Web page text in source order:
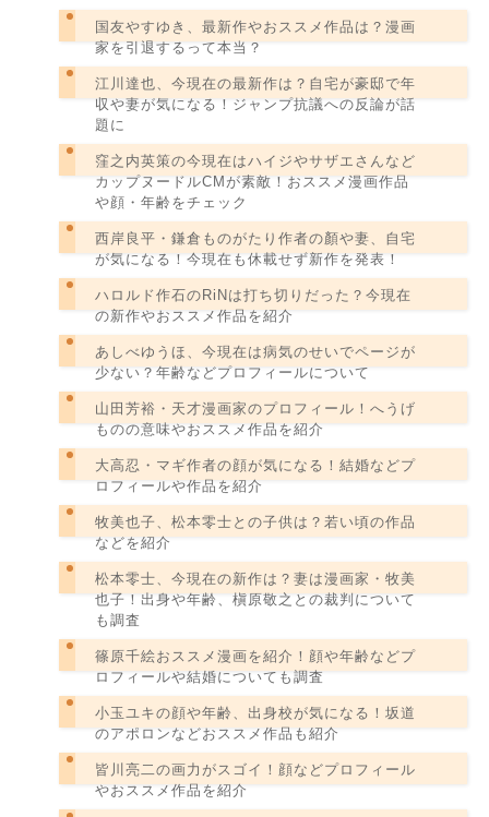
国友やすゆき、最新作やおススメ作品は？漫画
家を引退するって本当？
江川達也、今現在の最新作は？自宅が豪邸で年
収や妻が気になる！ジャンプ抗議への反論が話
題に
窪之内英策の今現在はハイジやサザエさんなど
カップヌードルCMが素敵！おススメ漫画作品
や顔・年齢をチェック
西岸良平・鎌倉ものがたり作者の顏や妻、自宅
が気になる！今現在も休載せず新作を発表！
ハロルド作石のRiNは打ち切りだった？今現在
の新作やおススメ作品を紹介
あしべゆうほ、今現在は病気のせいでページが
少ない？年齢などプロフィールについて
山田芳裕・天才漫画家のプロフィール！へうげ
ものの意味やおススメ作品を紹介
大高忍・マギ作者の顔が気になる！結婚などプ
ロフィールや作品を紹介
牧美也子、松本零士との子供は？若い頃の作品
などを紹介
松本零士、今現在の新作は？妻は漫画家・牧美
也子！出身や年齢、槇原敬之との裁判について
も調査
篠原千絵おススメ漫画を紹介！顔や年齢などプ
ロフィールや結婚についても調査
小玉ユキの顔や年齢、出身校が気になる！坂道
のアポロンなどおススメ作品も紹介
皆川亮二の画力がスゴイ！顔などプロフィール
やおススメ作品を紹介